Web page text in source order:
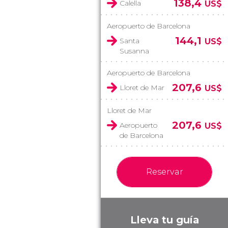
Calella 138,4 US$
Aeropuerto de Barcelona
Santa
Susanna
144,1 US$
Aeropuerto de Barcelona
Lloret de Mar
207,6 US$
Lloret de Mar
Aeropuerto
de Barcelona
207,6 US$
Reservar
Lleva tu guía